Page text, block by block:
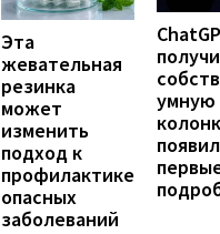
Эта
жевательная
резинка
может
изменить
подход к
профилактике
опасных
заболеваний
умную